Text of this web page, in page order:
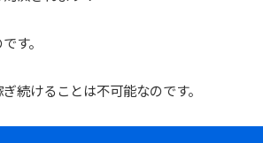
す。
続けることは不可能なのです。